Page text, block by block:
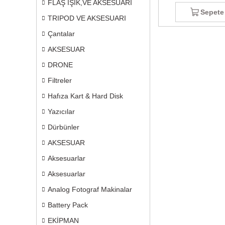
FLAŞ IŞIK,VE AKSESUARI
TRIPOD VE AKSESUARI
Çantalar
AKSESUAR
DRONE
Filtreler
Hafıza Kart & Hard Disk
Yazıcılar
Dürbünler
AKSESUAR
Aksesuarlar
Aksesuarlar
Analog Fotograf Makinalar
Battery Pack
EKİPMAN